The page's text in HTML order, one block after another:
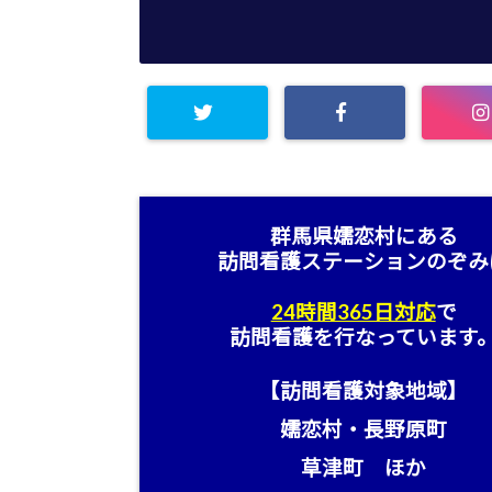
群馬県嬬恋村にある
訪問看護ステーションのぞ
24時間365日対応で
訪問看護を行なっています
【訪問看護対象地域】
嬬恋村・長野原町
草津町 ほか